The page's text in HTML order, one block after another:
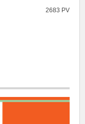
2683 PV